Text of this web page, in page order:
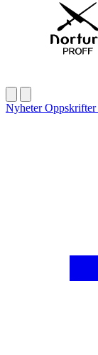
NyheterOppskrifter